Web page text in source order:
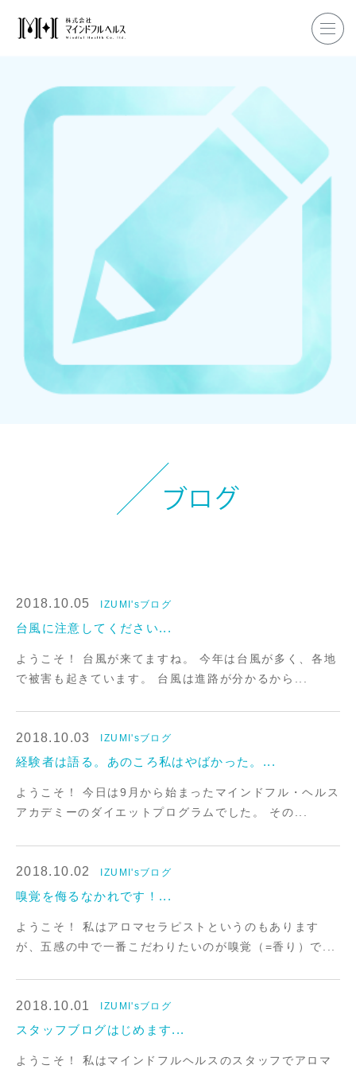
マインドフル・ライフコーチ
マインドフルネス
ダイエット
お客様の声
私たちの挑戦
スケジュール
特定商取引法について
マインドフル・ライフコーチ
オンラインストアへ
2018.10.05 IZUMI'sブログ
台風に注意してください...
ようこそ！ 台風が来てますね。 今年は台風が多く、各地
で被害も起きています。 台風は進路が分かるから...
2018.10.03 IZUMI'sブログ
経験者は語る。あのころ私はやばかった。...
ようこそ！ 今日は9月から始まったマインドフル・ヘルス
アカデミーのダイエットプログラムでした。 その...
2018.10.02 IZUMI'sブログ
嗅覚を侮るなかれです！...
ようこそ！ 私はアロマセラピストというのもあります
が、五感の中で一番こだわりたいのが嗅覚（=香り）で...
2018.10.01 IZUMI'sブログ
スタッフブログはじめます...
ようこそ！ 私はマインドフルヘルスのスタッフでアロマ